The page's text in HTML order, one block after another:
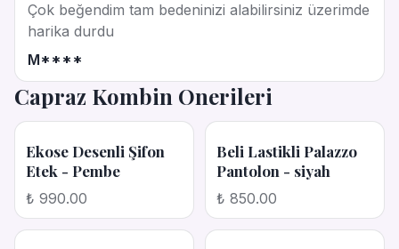
Çok beğendim tam bedeninizi alabilirsiniz üzerimde
harika durdu
M****
Capraz Kombin Onerileri
Ekose Desenli Şifon
Etek - Pembe
₺ 990.00
Beli Lastikli Palazzo
Pantolon - siyah
₺ 850.00